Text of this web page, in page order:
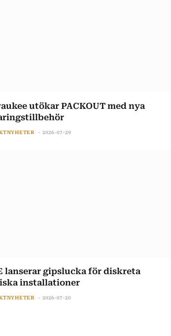
utökar PACKOUT med nya
2026-07-29
lanserar gipslucka för diskreta
installationer
2026-07-20